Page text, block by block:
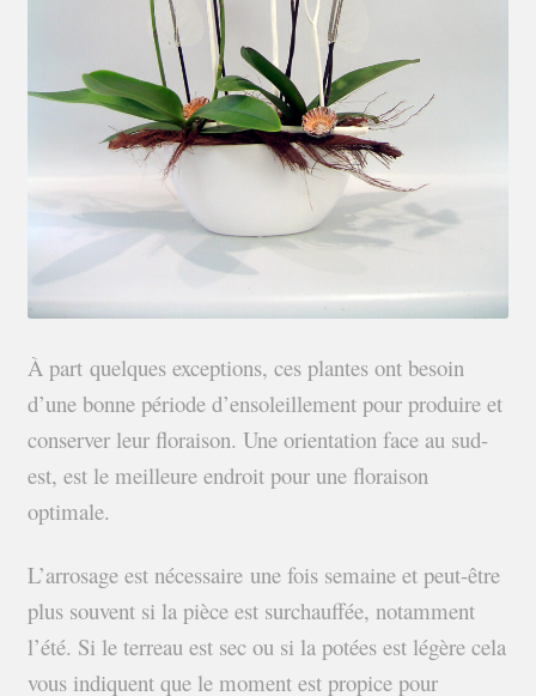
À part quelques exceptions, ces plantes ont besoin
d’une bonne période d’ensoleillement pour produire et
conserver leur floraison. Une orientation face au sud-
est, est le meilleure endroit pour une floraison
optimale.
L’arrosage est nécessaire une fois semaine et peut-être
plus souvent si la pièce est surchauffée, notamment
l’été. Si le terreau est sec ou si la potées est légère cela
vous indiquent que le moment est propice pour